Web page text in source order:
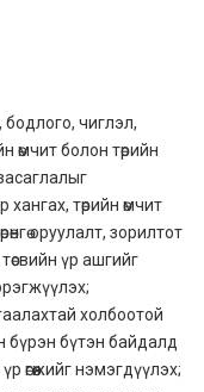
бодлого, чиглэл,
өмчит болон төрийн
төрийн өмчит
оруулалт, зорилтот
үр ашгийг
холбоотой
бүрэн бүтэн байдалд
өгөөжийг нэмэгдүүлэх;